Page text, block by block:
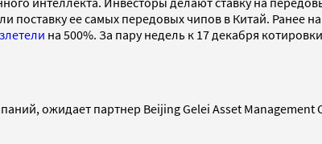
поставку ее самых передовых чипов в Китай.
на 500%. За пару недель к 17 декабря
ожидает партнер Beijing Gelei Asset